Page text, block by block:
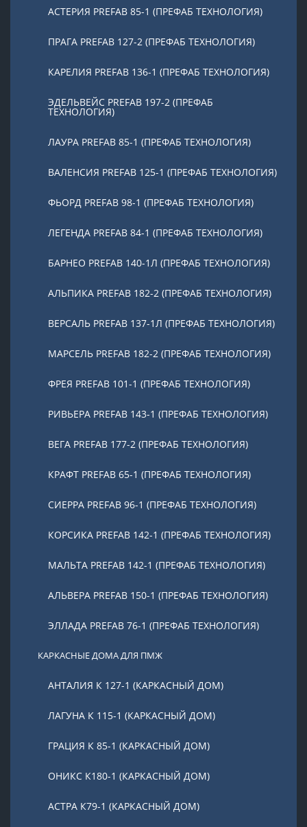
АСТЕРИЯ PREFAB 85-1 (ПРЕФАБ ТЕХНОЛОГИЯ)
ПРАГА PREFAB 127-2 (ПРЕФАБ ТЕХНОЛОГИЯ)
КАРЕЛИЯ PREFAB 136-1 (ПРЕФАБ ТЕХНОЛОГИЯ)
ЭДЕЛЬВЕЙС PREFAB 197-2 (ПРЕФАБ
ТЕХНОЛОГИЯ)
ЛАУРА PREFAB 85-1 (ПРЕФАБ ТЕХНОЛОГИЯ)
ВАЛЕНСИЯ PREFAB 125-1 (ПРЕФАБ ТЕХНОЛОГИЯ)
ФЬОРД PREFAB 98-1 (ПРЕФАБ ТЕХНОЛОГИЯ)
ЛЕГЕНДА PREFAB 84-1 (ПРЕФАБ ТЕХНОЛОГИЯ)
БАРНЕО PREFAB 140-1Л (ПРЕФАБ ТЕХНОЛОГИЯ)
АЛЬПИКА PREFAB 182-2 (ПРЕФАБ ТЕХНОЛОГИЯ)
ВЕРСАЛЬ PREFAB 137-1Л (ПРЕФАБ ТЕХНОЛОГИЯ)
МАРСЕЛЬ PREFAB 182-2 (ПРЕФАБ ТЕХНОЛОГИЯ)
ФРЕЯ PREFAB 101-1 (ПРЕФАБ ТЕХНОЛОГИЯ)
РИВЬЕРА PREFAB 143-1 (ПРЕФАБ ТЕХНОЛОГИЯ)
ВЕГА PREFAB 177-2 (ПРЕФАБ ТЕХНОЛОГИЯ)
КРАФТ PREFAB 65-1 (ПРЕФАБ ТЕХНОЛОГИЯ)
СИЕРРА PREFAB 96-1 (ПРЕФАБ ТЕХНОЛОГИЯ)
КОРСИКА PREFAB 142-1 (ПРЕФАБ ТЕХНОЛОГИЯ)
МАЛЬТА PREFAB 142-1 (ПРЕФАБ ТЕХНОЛОГИЯ)
АЛЬВЕРА PREFAB 150-1 (ПРЕФАБ ТЕХНОЛОГИЯ)
ЭЛЛАДА PREFAB 76-1 (ПРЕФАБ ТЕХНОЛОГИЯ)
КАРКАСНЫЕ ДОМА ДЛЯ ПМЖ
АНТАЛИЯ К 127-1 (КАРКАСНЫЙ ДОМ)
ЛАГУНА К 115-1 (КАРКАСНЫЙ ДОМ)
ГРАЦИЯ К 85-1 (КАРКАСНЫЙ ДОМ)
ОНИКС К180-1 (КАРКАСНЫЙ ДОМ)
АСТРА К79-1 (КАРКАСНЫЙ ДОМ)